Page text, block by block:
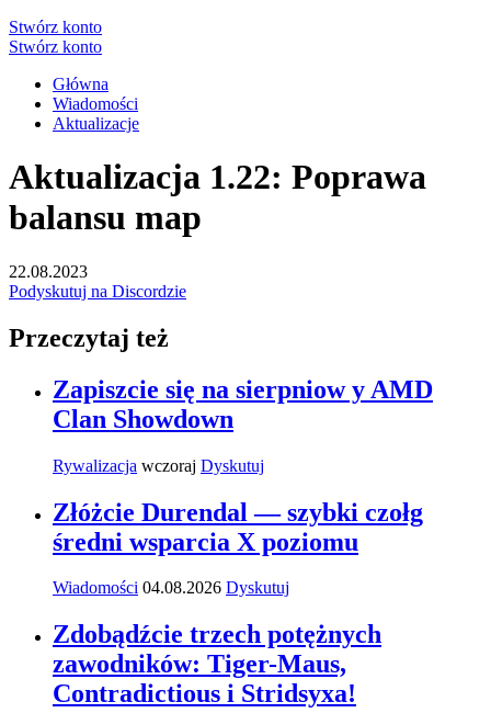
Stwórz konto
Stwórz konto
Główna
Wiadomości
Aktualizacje
Aktualizacja 1.22: Poprawa
balansu map
22.08.2023
Podyskutuj na Discordzie
Przeczytaj też
Zapiszcie się na sierpniow y AMD
Clan Showdown
Rywalizacja wczoraj Dyskutuj
Złóżcie Durendal — szybki czołg
średni wsparcia X poziomu
Wiadomości 04.08.2026 Dyskutuj
Zdobądźcie trzech potężnych
zawodników: Tiger-Maus,
Contradictious i Stridsyxa!